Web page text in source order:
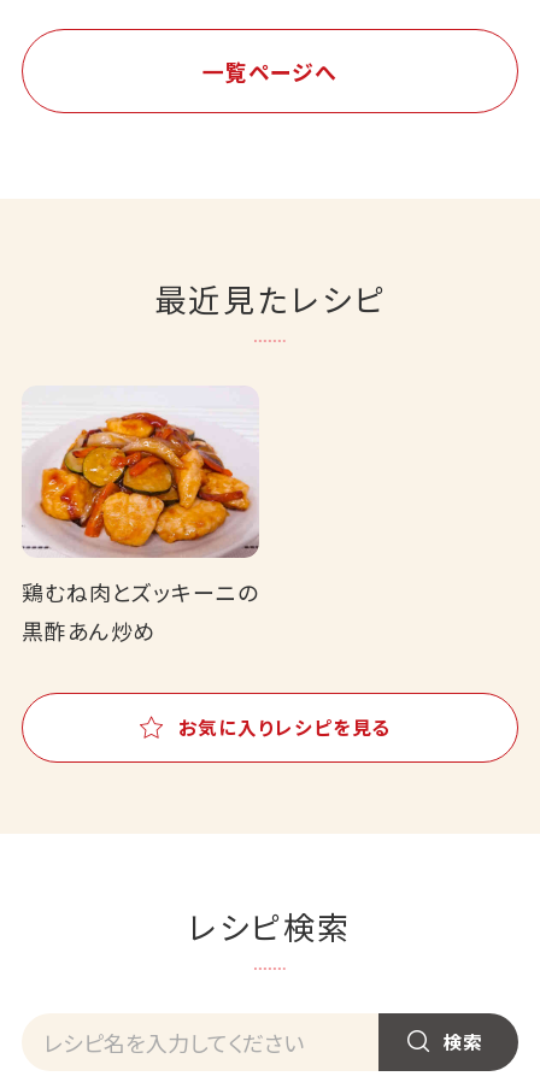
一覧ページへ
最近見たレシピ
鶏むね肉とズッキーニの
黒酢あん炒め
お気に入りレシピを見る
レシピ検索